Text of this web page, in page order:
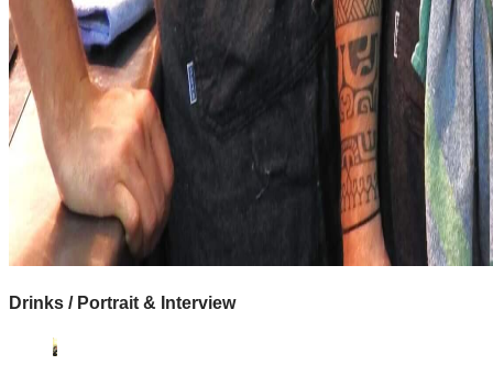
Drinks / Portrait & Interview